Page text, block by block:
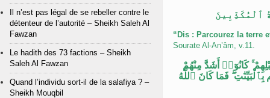
ٱلْمُكَذِّبِينَ
“Dis : Parcourez la terre
Sourate Al-An’âm, v.11.
ۚكَانُوٓا۟ أَشَدَّ مِنْهُمْ
ۖ فَمَا كَانَ ٱللَّهُ
Il n’est pas légal de se rebeller contre le
détenteur de l’autorité – Sheikh Saleh Al
Fawzan
Le hadith des 73 factions – Sheikh
Saleh Al Fawzan
Quand l’individu sort-il de la salafiya ? –
Sheikh Mouqbil